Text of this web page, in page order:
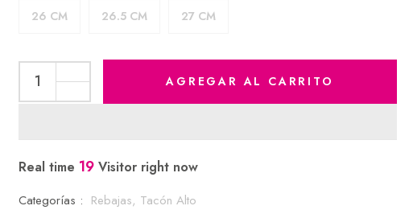
26 CM 26.5 CM 27 CM
AGREGAR AL CARRITO
Real time 19 Visitor right now
Categorías : Rebajas, Tacón Alto